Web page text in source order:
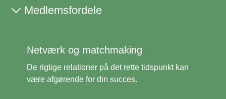
Medlemsfordele
Netværk og matchmaking
De rigtige relationer på det rette tidspunkt kan
være afgørende for din succes.